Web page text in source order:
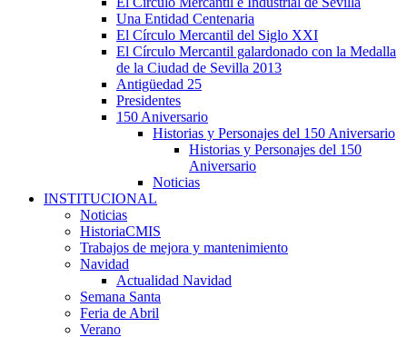
Una Entidad Centenaria
El Círculo Mercantil del Siglo XXI
El Círculo Mercantil galardonado con la Medalla
de la Ciudad de Sevilla 2013
Antigüedad 25
Presidentes
150 Aniversario
Historias y Personajes del 150 Aniversario
Historias y Personajes del 150
Aniversario
Noticias
INSTITUCIONAL
Noticias
HistoriaCMIS
Trabajos de mejora y mantenimiento
Navidad
Actualidad Navidad
Semana Santa
Feria de Abril
Verano